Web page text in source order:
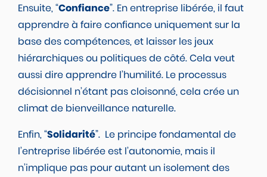
Ensuite, “Confiance”. En entreprise libérée, il faut
apprendre à faire confiance uniquement sur la
base des compétences, et laisser les jeux
hiérarchiques ou politiques de côté. Cela veut
aussi dire apprendre l’humilité. Le processus
décisionnel n’étant pas cloisonné, cela crée un
climat de bienveillance naturelle.
Enfin, “Solidarité”. Le principe fondamental de
l’entreprise libérée est l’autonomie, mais il
n’implique pas pour autant un isolement des